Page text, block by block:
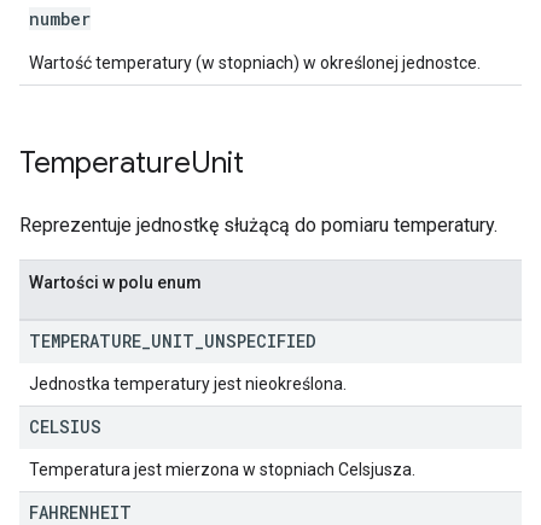
number
Wartość temperatury (w stopniach) w określonej jednostce.
TemperatureUnit
Reprezentuje jednostkę służącą do pomiaru temperatury.
Wartości w polu enum
TEMPERATURE UNIT UNSPECIFIED
Jednostka temperatury jest nieokreślona.
CELSIUS
Temperatura jest mierzona w stopniach Celsjusza.
FAHRENHEIT